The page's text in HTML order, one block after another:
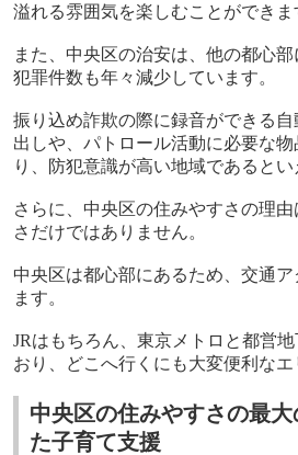
溢れる雰囲気を楽しむことができま
また、中央区の治安は、他の都心部
犯罪件数も年々減少しています。
振り込め詐欺の際に録音ができる
出しや、パトロール活動に必要な
り、防犯意識が高い地域であるとい
さらに、中央区の住みやすさの理
さだけではありません。
中央区は都心部にあるため、交通
ます。
JRはもちろん、東京メトロと都営
おり、どこへ行くにも大変便利なエ
中央区の住みやすさの最
た子育て支援